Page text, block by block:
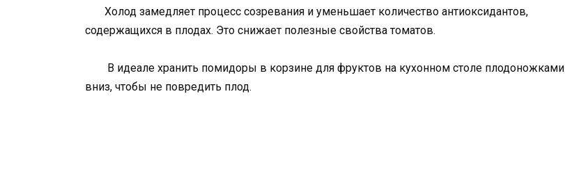
Холод замедляет процесс созревания и уменьшает количество антиоксидантов,
содержащихся в плодах. Это снижает полезные свойства томатов.
В идеале хранить помидоры в корзине для фруктов на кухонном столе плодоножками
вниз, чтобы не повредить плод.